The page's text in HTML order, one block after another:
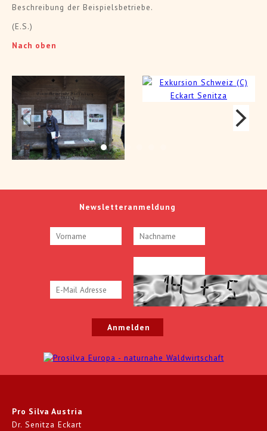
Beschreibung der Beispielsbetriebe.
(E.S.)
Nach oben
Newsletteranmeldung
Pro Silva Austria
Dr. Senitza Eckart